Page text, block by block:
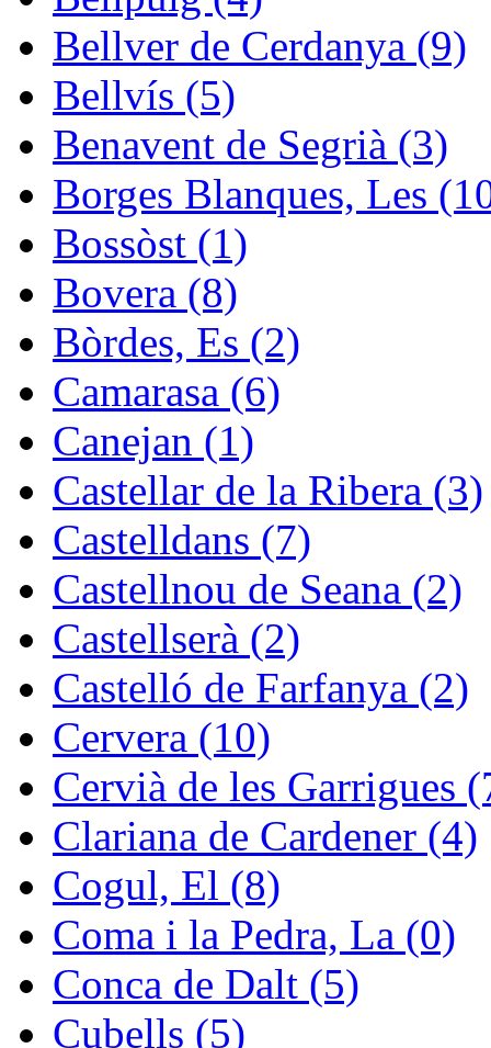
Bellver de Cerdanya (9)
Bellvís (5)
Benavent de Segrià (3)
Borges Blanques, Les
Bossòst (1)
Bovera (8)
Bòrdes, Es (2)
Camarasa (6)
Canejan (1)
Castellar de la Ribera (3)
Castelldans (7)
Castellnou de Seana (2)
Castellserà (2)
Castelló de Farfanya (2)
Cervera (10)
Cervià de les Garrigues
Clariana de Cardener (4)
Cogul, El (8)
Coma i la Pedra, La (0)
Conca de Dalt (5)
Cubells (5)